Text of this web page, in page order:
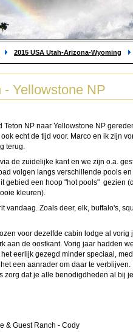
2015 USA Utah-Arizona-Wyoming
Yellowstone NP
Teton NP naar Yellowstone NP
echt de tijd voor. Marco en ik zijn
terug.
de zuidelijke kant en we zijn o.a.
volgen langs verschillende pools
gebied een hoop "hot pools" gezien
kleuren).
vandaag. Zoals deer, elk, buffalo's,
voor dezelfde cabin lodge al vorig
aan de oostkant. Vorig jaar hadden
eerlijk gezegd minder speciaal,
een aanrader om daar te
zorg dat je alle benodigdheden al bij
& Guest Ranch - Cody